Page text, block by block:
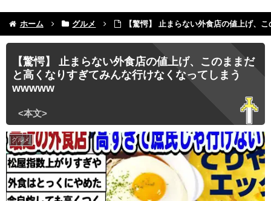
ホーム グルメ 【驚愕】 止まらない外食店の値上げ、
【驚愕】 止まらない外食店の値上げ、このままだ
と高くなりすぎてみんな行けなくなってしまう
wwwww
グルメ